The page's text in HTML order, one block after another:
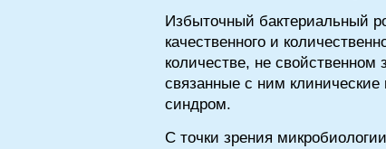
Избыточный бактериальный
качественного и
количестве, не
связанные с ним
синдром.
С точки зрения